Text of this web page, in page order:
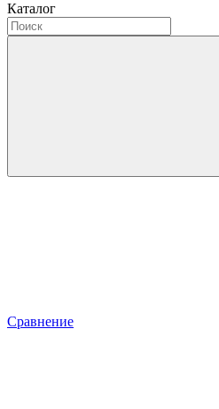
Каталог
Сравнение